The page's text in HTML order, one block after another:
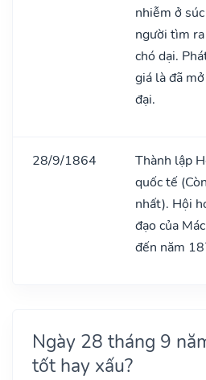
nhiễm ở
người tìm
chó dại.
giá là đã
đại.
28/9/1864
Thành lập
quốc tế
nhất). Hội
đạo của
đến năm
Ngày 28 tháng 9
tốt hay xấu?